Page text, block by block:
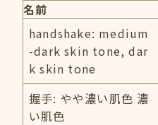
名前
handshake: medium
-dark skin tone, dar
k skin tone
握手: やや濃い肌色 濃
い肌色